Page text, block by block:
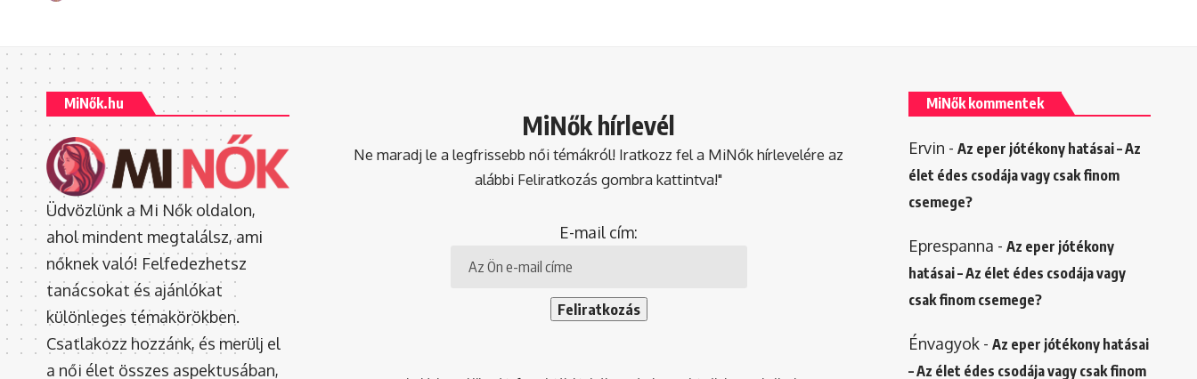
MiNők.hu
Üdvözlünk a Mi Nők oldalon,
ahol mindent megtalálsz, ami
nőknek való! Felfedezhetsz
tanácsokat és ajánlókat
különleges témakörökben.
Csatlakozz hozzánk, és merülj el
a női élet összes aspektusában,
MiNők hírlevél
Ne maradj le a legfrissebb női témákról! Iratkozz fel a MiNők hírlevelére az
alábbi Feliratkozás gombra kattintva!"
E-mail cím:
MiNők kommentek
Ervin - Az eper jótékony hatásai – Az
élet édes csodája vagy csak finom
csemege?
Eprespanna - Az eper jótékony
hatásai – Az élet édes csodája vagy
csak finom csemege?
Énvagyok- Az eper jótékony hatásai
– Az élet édes csodája vagy csak finom